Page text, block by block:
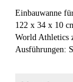
Einbauwanne
122 x 34 x 10
World Athletics
Ausführungen: